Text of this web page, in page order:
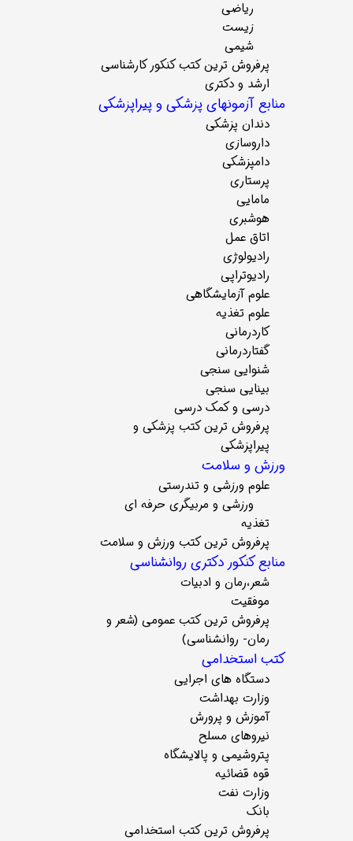
ریاضی
زیست
شیمی
پرفروش ترین کتب کنکور کارشناسی
ارشد و دکتری
منابع آزمونهای پزشکی و پیراپزشکی
دندان پزشکی
داروسازی
دامپزشکی
پرستاری
مامایی
هوشبری
اتاق عمل
رادیولوژی
رادیوتراپی
علوم آزمایشگاهی
علوم تغذیه
کاردرمانی
گفتاردرمانی
شنوایی سنجی
بینایی سنجی
درسی و کمک درسی
پرفروش ترین کتب پزشکی و
پیراپزشکی
ورزش و سلامت
علوم ورزشی و تندرستی
ورزشی و مربیگری حرفه ای
تغذیه
پرفروش ترین کتب ورزش و سلامت
منابع کنکور دکتری روانشناسی
شعر،رمان و ادبیات
موفقیت
پرفروش ترین کتب عمومی (شعر و
رمان- روانشناسی)
کتب استخدامی
دستگاه های اجرایی
وزارت بهداشت
آموزش و پرورش
نیروهای مسلح
پتروشیمی و پالایشگاه
قوه قضائیه
وزارت نفت
بانک
پرفروش ترین کتب استخدامی